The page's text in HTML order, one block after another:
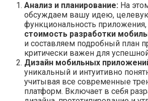
Анализ и планирование: На
обсуждаем вашу идею,
функциональность
стоимость разработки
и составляем подробный план
критически важен для
Дизайн мобильных
уникальный и интуитивно
учитывая все современные
платформ. Включает в себя